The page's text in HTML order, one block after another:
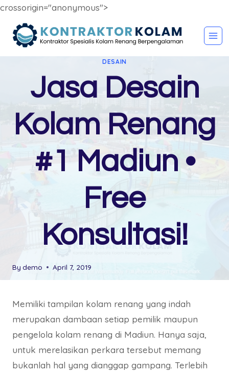
crossorigin="anonymous">
DESAIN
Jasa Desain
Kolam Renang
#1 Madiun •
Free
Konsultasi!
By demo April 7, 2019
Memiliki tampilan kolam renang yang indah
merupakan dambaan setiap pemilik maupun
pengelola kolam renang di Madiun. Hanya saja,
untuk merelasikan perkara tersebut memang
bukanlah hal yang dianggap gampang. Terlebih